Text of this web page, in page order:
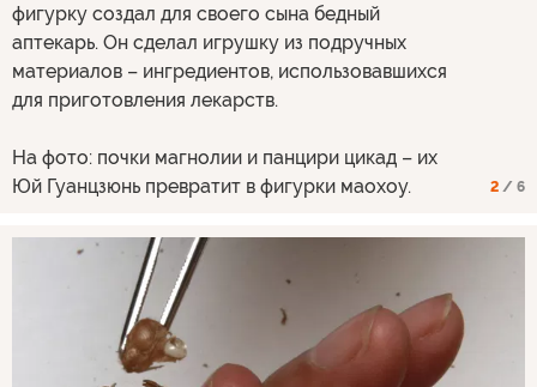
фигурку создал для своего сына бедный
аптекарь. Он сделал игрушку из подручных
материалов – ингредиентов, использовавшихся
для приготовления лекарств.
На фото: почки магнолии и панцири цикад – их
Юй Гуанцзюнь превратит в фигурки маохоу.
2 / 6